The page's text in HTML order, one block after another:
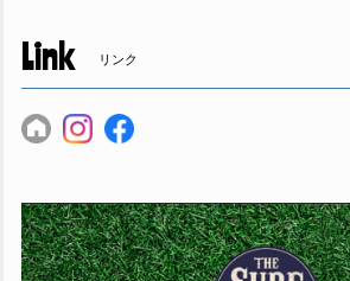
Link リンク